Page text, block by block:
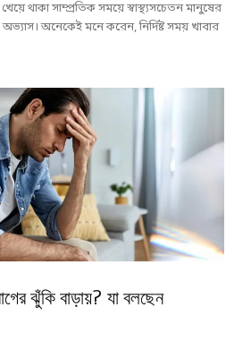
থাকা সাম্প্রতিক সময়ে স্বাস্থ্যসচেতন মানুষের
অনেকেই মনে করেন, নির্দিষ্ট সময় খাবার
ঝুঁকি বাড়ায়? যা বলছেন